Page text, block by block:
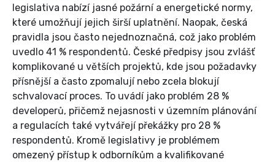
legislativa nabízí jasné požární a energetické normy,
které umožňují jejich širší uplatnění. Naopak, česká
pravidla jsou často nejednoznačná, což jako problém
uvedlo 41 % respondentů. České předpisy jsou zvlášť
komplikované u větších projektů, kde jsou požadavky
přísnější a často zpomalují nebo zcela blokují
schvalovací proces. To uvádí jako problém 28 %
developerů, přičemž nejasnosti v územním plánování
a regulacích také vytvářejí překážky pro 28 %
respondentů. Kromě legislativy je problémem
omezený přístup k odborníkům a kvalifikované